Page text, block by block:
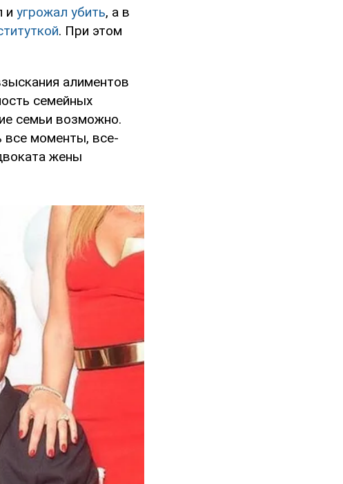
и угрожал убить, а в
. При этом
алиментов
семейных
семьи возможно.
все моменты, все-
жены